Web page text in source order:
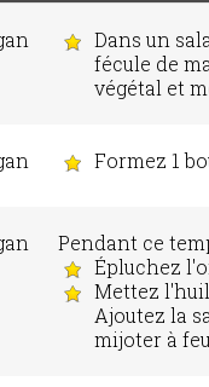
Dans un
fécule de
végétal et
Formez 1
Pendant ce
Épluchez
Mettez
Ajoutez la
mijoter à